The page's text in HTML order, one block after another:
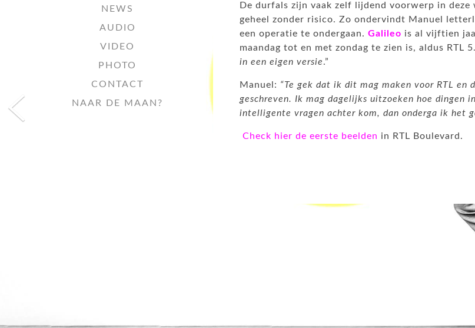
NEWS
AUDIO
VIDEO
PHOTO
CONTACT
NAAR DE MAAN?
De durfals zijn vaak zelf lijdend voorwerp in
geheel zonder risico. Zo ondervindt Manuel
een operatie te ondergaan. Galileo is al vijftien
maandag tot en met zondag te zien is, aldus RTL
in een eigen versie.”
Manuel: “Te gek dat ik dit mag maken voor RTL en
geschreven. Ik mag dagelijks uitzoeken hoe dingen
intelligente vragen achter kom, dan onderga ik het
Check hier de eerste beelden in RTL Boulevard.